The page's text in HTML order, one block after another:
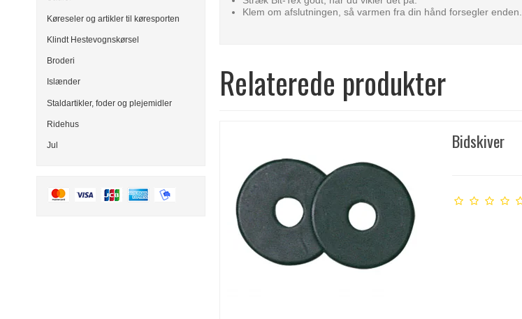
Køreseler og artikler til køresporten
Klindt Hestevognskørsel
Broderi
Islænder
Staldartikler, foder og plejemidler
Ridehus
Jul
Klem om afslutningen, så varmen fra din hånd forsegler enden.
Relaterede produkter
Bidskiver